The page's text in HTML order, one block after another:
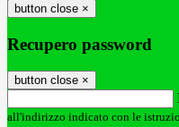
button close ×
Recupero password
button close ×
all'indirizzo indicato con le